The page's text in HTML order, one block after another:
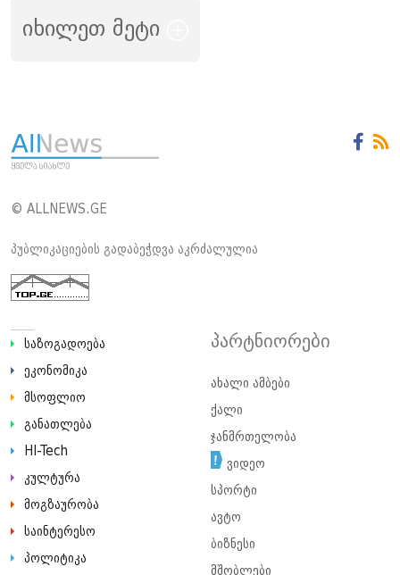
იხილეთ მეტი
© ALLNEWS.GE
პუბლიკაციების გადაბეჭდვა აკრძალულია
საზოგადოება
ეკონომიკა
მსოფლიო
განათლება
HI-Tech
კულტურა
მოგზაურობა
საინტერესო
პოლიტიკა
პარტნიორები
ახალი ამბები
ქალი
ჯანმრთელობა
ვიდეო
სპორტი
ავტო
ბიზნესი
მშობლები